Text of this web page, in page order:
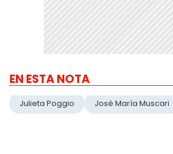
EN ESTA NOTA
Julieta Poggio José María Muscari